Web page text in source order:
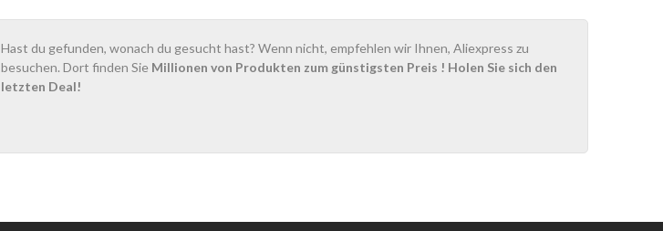
Hast du gefunden, wonach du gesucht hast? Wenn nicht, empfehlen wir Ihnen, Aliexpress zu
besuchen. Dort finden Sie Millionen von Produkten zum günstigsten Preis ! Holen Sie sich den
letzten Deal!